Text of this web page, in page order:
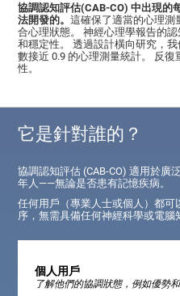
協調認知評估(CAB-CO) 中出現的
法開發的。這確保了適當的心理測
合心理狀態。 神經心理學報告的
和穩定性。 透過設計橫向研究，
數接近 0.9 的心理測量統計。 反
性。
它是針對誰的？
協調認知評估 (CAB-CO) 適用於廣
年人——無論是否患有記憶疾病。
任何用戶（專業人士或個人）都
序，無需具備任何神經科學或電腦
個人用戶
了解他們的協調狀態，例如優勢